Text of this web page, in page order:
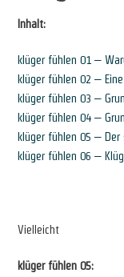
Inhalt:
klüger fühlen 01 –
klüger fühlen 02 –
klüger fühlen 03 –
klüger fühlen 04 –
klüger fühlen 05 – Der
klüger fühlen 06 –
Vielleicht
klüger fühlen 05: